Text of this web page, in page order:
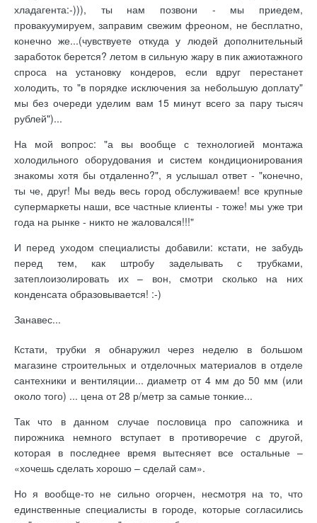
хладагента:-))), ты нам позвони - мы приедем,
провакуумируем, заправим свежим фреоном, не бесплатно,
конечно же...(чувствуете откуда у людей дополнительный
заработок берется? летом в сильную жару в пик ажиотажного
спроса на установку кондеров, если вдруг перестанет
холодить, то "в порядке исключения за небольшую доплату"
мы без очереди уделим вам 15 минут всего за пару тысяч
рублей")...
На мой вопрос: "а вы вообще с технологией монтажа
холодильного оборудования и систем кондиционирования
знакомы хотя бы отдаленно?", я услышал ответ - "конечно,
ты че, друг! Мы ведь весь город обслуживаем! все крупные
супермаркеты наши, все частные клиенты - тоже! мы уже три
года на рынке - никто не жаловался!!!"
И перед уходом специалисты добавили: кстати, не забудь
перед тем, как штробу заделывать с трубками,
затеплоизолировать их – вон, смотри сколько на них
конденсата образовывается! :-)
Занавес...
Кстати, трубки я обнаружил через неделю в большом
магазине строительных и отделочных материалов в отделе
сантехники и вентиляции... диаметр от 4 мм до 50 мм (или
около того) ... цена от 28 р/метр за самые тонкие...
Так что в данном случае пословица про сапожника и
пирожника немного вступает в противоречие с другой,
которая в последнее время вытесняет все остальные –
«хочешь сделать хорошо – сделай сам».
Но я вообще-то не сильно огорчен, несмотря на то, что
единственные специалисты в городе, которые согласились